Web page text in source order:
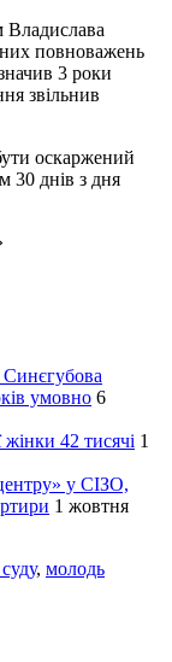
Владислава
повноважень
3 роки
звільнив
оскаржений
30 днів з дня
умовно 6
42 тисячі 1
у СІЗО,
1 жовтня
, молодь